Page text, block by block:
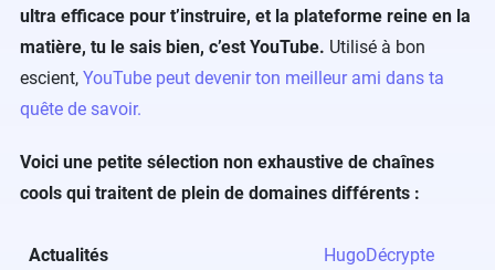
ultra efficace pour t’instruire, et la plateforme reine en la
matière, tu le sais bien, c’est YouTube. Utilisé à bon
escient, YouTube peut devenir ton meilleur ami dans ta
quête de savoir.
Voici une petite sélection non exhaustive de chaînes
cools qui traitent de plein de domaines différents :
Actualités
HugoDécrypte